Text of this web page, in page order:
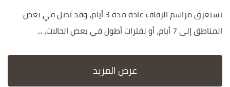
تستغرق مراسم الزفاف عادة مدة 3 أيام، وقد تصل في بعض
المناطق إلى 7 أيام، أو لفترات أطول في بعض الحالات، ...